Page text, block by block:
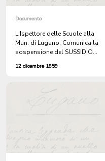
Documento
L'Ispettore delle Scuole alla
Mun. di Lugano. Comunica la
sospensione del SUSSIDIO
osservanza dei
FREQUENZA. Si propone un
NUOVO REGOLAMENTO
12 dicembre 1859